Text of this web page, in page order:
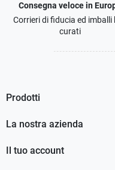
Consegna veloce in
Corrieri di fiducia ed imballi
curati
Prodotti
La nostra azienda
Il tuo account